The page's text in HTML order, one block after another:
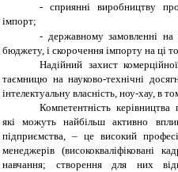
-
сприянні виробництву
імпорт;
- державному замовленні
бюджету, і скорочення імпорту на ці
Надійний захист
таємницю на науково-технічні
інтелектуальну власність, ноу-хау, в
Компетентність
які можуть найбільш активно
підприємства, – це високий
менеджерів (висококваліфіковані
навчання; створення для них